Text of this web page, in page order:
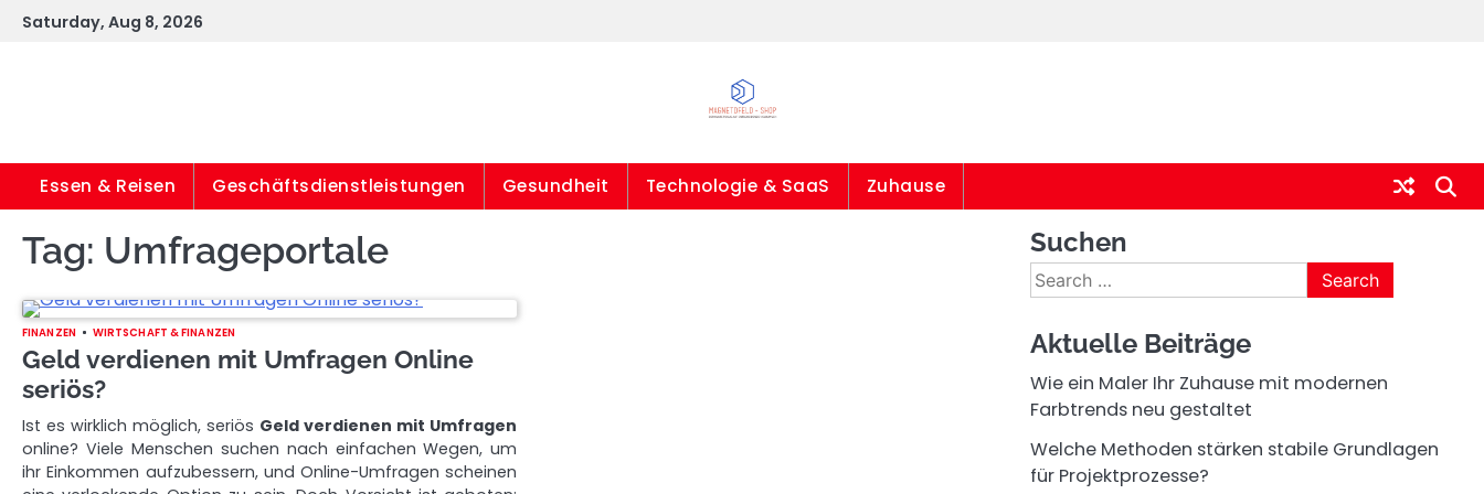
SkipSaturday, Aug 8, 2026
Essen & Reisen Geschäftsdienstleistungen Gesundheit Technologie & SaaS Zuhause
Tag: Umfrageportale
FINANZEN WIRTSCHAFT & FINANZEN
Geld verdienen mit Umfragen Online
seriös?
Ist es wirklich möglich, seriös Geld verdienen mit Umfragen
online? Viele Menschen suchen nach einfachen Wegen, um
ihr Einkommen aufzubessern, und Online-Umfragen scheinen
Suchen
Search
for:
Aktuelle Beiträge
Wie ein Maler Ihr Zuhause mit modernen
Farbtrends neu gestaltet
Welche Methoden stärken stabile Grundlagen
für Projektprozesse?